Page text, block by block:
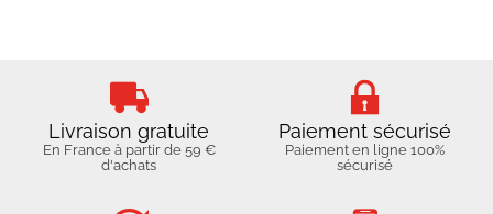
Livraison gratuite
En France à partir de 59 €
d'achats
Paiement sécurisé
Paiement en ligne 100%
sécurisé